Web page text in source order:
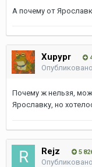
А почему от
Xupypr
Опубликовано
Почему ж нельзя,
Ярославку, но
Rejz 5
Опубликовано